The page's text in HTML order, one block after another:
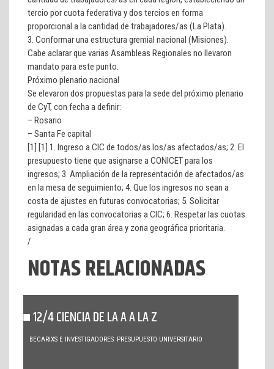
tercio por cuota federativa y dos tercios en forma
proporcional a la cantidad de trabajadores/as (La Plata).
3. Conformar una estructura gremial nacional (Misiones).
Cabe aclarar que varias Asambleas Regionales no llevaron
mandato para este punto.
Próximo plenario nacional
Se elevaron dos propuestas para la sede del próximo plenario
de CyT, con fecha a definir:
– Rosario
– Santa Fe capital
[1] [1] 1. Ingreso a CIC de todos/as los/as afectados/as; 2. El
presupuesto tiene que asignarse a CONICET para los
ingresos; 3. Ampliación de la representación de afectados/as
en la mesa de seguimiento; 4. Que los ingresos no sean a
costa de ajustes en futuras convocatorias; 5. Solicitar
regularidad en las convocatorias a CIC; 6. Respetar las cuotas
asignadas a cada gran área y zona geográfica prioritaria.
/
NOTAS RELACIONADAS
12/4 CIENCIA DE LA A A LA Z
BECARIXS E INVESTIGADORES PRESUPUESTO UNIVERSITARIO